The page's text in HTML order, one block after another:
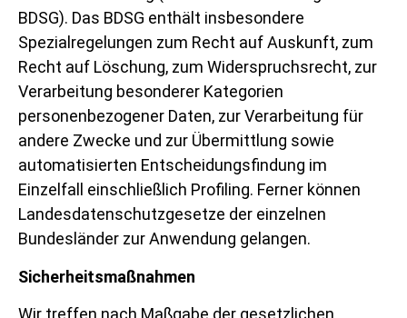
BDSG). Das BDSG enthält insbesondere
Spezialregelungen zum Recht auf Auskunft, zum
Recht auf Löschung, zum Widerspruchsrecht, zur
Verarbeitung besonderer Kategorien
personenbezogener Daten, zur Verarbeitung für
andere Zwecke und zur Übermittlung sowie
automatisierten Entscheidungsfindung im
Einzelfall einschließlich Profiling. Ferner können
Landesdatenschutzgesetze der einzelnen
Bundesländer zur Anwendung gelangen.
Sicherheitsmaßnahmen
Wir treffen nach Maßgabe der gesetzlichen